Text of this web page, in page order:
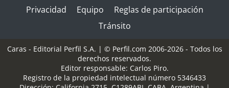
Privacidad
Equipo
Reglas de participación
Tránsito
Caras - Editorial Perfil S.A. | © Perfil.com 2006-2026 - Todos los
derechos reservados.
Editor responsable: Carlos Piro.
Registro de la propiedad intelectual número 5346433